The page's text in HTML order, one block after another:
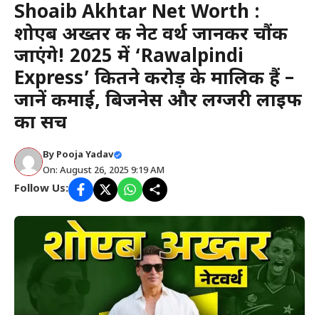
Shoaib Akhtar Net Worth :
शोएब अख्तर की नेट वर्थ जानकर चौंक
जाएंगे! 2025 में ‘Rawalpindi
Express’ कितने करोड़ के मालिक हैं –
जानें कमाई, बिजनेस और लग्जरी लाइफ
का सच
By Pooja Yadav
On: August 26, 2025 9:19 AM
Follow Us: